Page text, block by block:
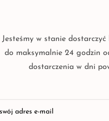
Jesteśmy w stanie
do maksymalnie 24 godzin
dostarczenia w dni